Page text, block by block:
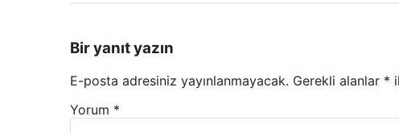
Bir yanıt yazın
E-posta adresiniz yayınlanmayacak. Gerekli alanlar *
Yorum *